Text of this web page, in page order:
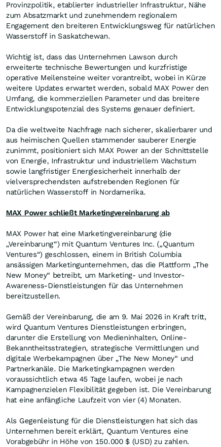
Provinzpolitik, etablierter industrieller Infrastruktur, Nähe
zum Absatzmarkt und zunehmendem regionalem
Engagement den breiteren Entwicklungsweg für natürlichen
Wasserstoff in Saskatchewan.
Wichtig ist, dass das Unternehmen Lawson durch
erweiterte technische Bewertungen und kurzfristige
operative Meilensteine weiter vorantreibt, wobei in Kürze
weitere Updates erwartet werden, sobald MAX Power den
Umfang, die kommerziellen Parameter und das breitere
Entwicklungspotenzial des Systems genauer definiert.
Da die weltweite Nachfrage nach sicherer, skalierbarer und
aus heimischen Quellen stammender sauberer Energie
zunimmt, positioniert sich MAX Power an der Schnittstelle
von Energie, Infrastruktur und industriellem Wachstum
sowie langfristiger Energiesicherheit innerhalb der
vielversprechendsten aufstrebenden Regionen für
natürlichen Wasserstoff in Nordamerika.
MAX Power schließt Marketingvereinbarung ab
MAX Power hat eine Marketingvereinbarung (die
„Vereinbarung“) mit Quantum Ventures Inc. („Quantum
Ventures“) geschlossen, einem in British Columbia
ansässigen Marketingunternehmen, das die Plattform „The
New Money“ betreibt, um Marketing- und Investor-
Awareness-Dienstleistungen für das Unternehmen
bereitzustellen.
Gemäß der Vereinbarung, die am 9. Mai 2026 in Kraft tritt,
wird Quantum Ventures Dienstleistungen erbringen,
darunter die Erstellung von Medieninhalten, Online-
Bekanntheitsstrategien, strategische Vermittlungen und
digitale Werbekampagnen über „The New Money“ und
Partnerkanäle. Die Marketingkampagnen werden
voraussichtlich etwa 45 Tage laufen, wobei je nach
Kampagnenzielen Flexibilität gegeben ist. Die Vereinbarung
hat eine anfängliche Laufzeit von vier (4) Monaten.
Als Gegenleistung für die Dienstleistungen hat sich das
Unternehmen bereit erklärt, Quantum Ventures eine
Vorabgebühr in Höhe von 150.000 $ (USD) zu zahlen.